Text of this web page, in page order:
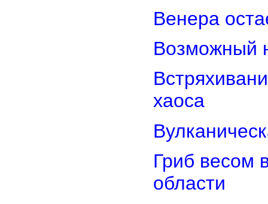
Венера
Возможный
хаоса
Гриб весом
области